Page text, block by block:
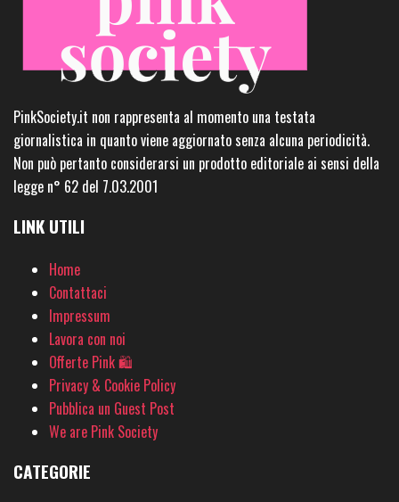
PinkSociety.it non rappresenta al momento una testata
giornalistica in quanto viene aggiornato senza alcuna periodicità.
Non può pertanto considerarsi un prodotto editoriale ai sensi della
legge n° 62 del 7.03.2001
LINK UTILI
Home
Contattaci
Impressum
Lavora con noi
Offerte Pink 🛍
Privacy & Cookie Policy
Pubblica un Guest Post
We are Pink Society
CATEGORIE